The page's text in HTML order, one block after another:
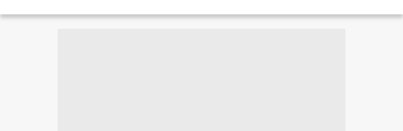
23 NOVEMBRE...